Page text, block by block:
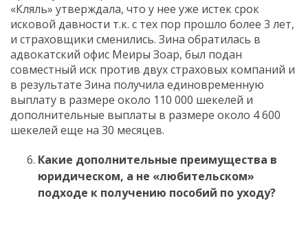
«Кляль» утверждала, что у нее уже истек срок
исковой давности т.к. с тех пор прошло более 3 лет,
и страховщики сменились. Зина обратилась в
адвокатский офис Меиры Зоар, был подан
совместный иск против двух страховых компаний и
в результате Зина получила единовременную
выплату в размере около 110 000 шекелей и
дополнительные выплаты в размере около 4 600
шекелей еще на 30 месяцев.
Какие дополнительные преимущества в
юридическом, а не «любительском»
подходе к получению пособий по уходу?